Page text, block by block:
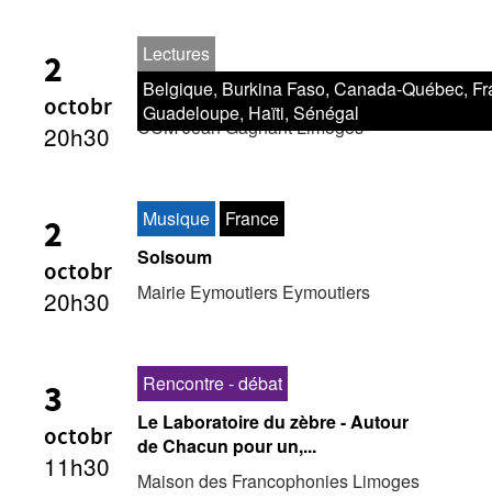
2
octobr
20h30
Lectures
Belgique, Burkina Faso, Canada-Québec,
Guadeloupe, Haïti, Sénégal
Un infime bruit du monde
CCM Jean Gagnant Limoges
2
octobr
20h30
Musique
France
Solsoum
Mairie Eymoutiers Eymoutiers
3
octobr
11h30
Rencontre - débat
Le Laboratoire du zèbre - Autour
de Chacun pour un,...
Maison des Francophonies Limoges